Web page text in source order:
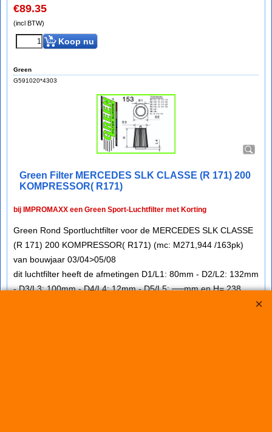
€89.35
(incl BTW)
Koop nu
Green
G591020*4303
Green Filter MERCEDES SLK CLASSE (R 171) 200
KOMPRESSOR( R171)
bij IMPROMAXX een Green Sport-Luchtfilter met Korting
Green Rond Sportluchtfilter voor de MERCEDES SLK CLASSE
(R 171) 200 KOMPRESSOR( R171) (mc: M271,944 /163pk)
van bouwjaar 03/04>05/08
dit luchtfilter heeft de afmetingen D1/L1: 80mm - D2/L2: 132mm
- D3/L3: 100mm - D4/L4: 12mm - D5/L5: ──mm en H= 238